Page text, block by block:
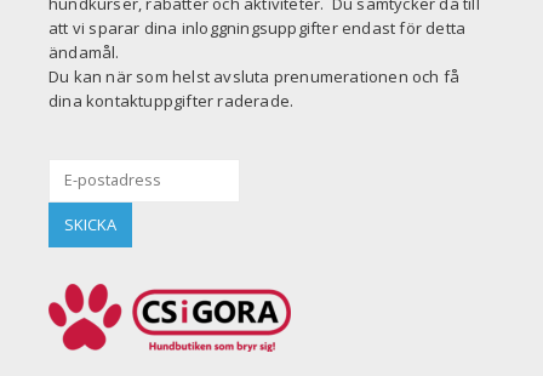
att vi sparar dina inloggningsuppgifter endast för detta
ändamål.
Du kan när som helst avsluta prenumerationen och få
dina kontaktuppgifter raderade.